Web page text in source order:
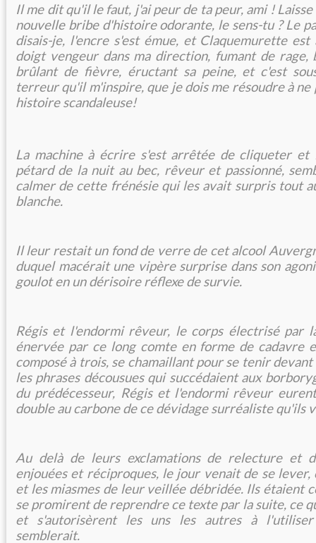
Il me dit qu'il le faut, j'ai peur de ta peur, ami !
nouvelle bribe d'histoire odorante, le sens-tu ? Le
disais-je, l'encre s'est émue, et Claquemurette
doigt vengeur dans ma direction, fumant de rage,
brûlant de fièvre, éructant sa peine, et c'est
terreur qu'il m'inspire, que je dois me résoudre à
histoire scandaleuse!
La machine à écrire s'est arrêtée de cliqueter et
pétard de la nuit au bec, rêveur et passionné,
calmer de cette frénésie qui les avait surpris tout
blanche.
Il leur restait un fond de verre de cet alcool
duquel macérait une vipère surprise dans son
goulot en un dérisoire réflexe de survie.
Régis et l'endormi rêveur, le corps électrisé par
énervée par ce long comte en forme de cadavre
composé à trois, se chamaillant pour se tenir
les phrases décousues qui succédaient aux
du prédécesseur, Régis et l'endormi rêveur
double au carbone de ce dévidage surréaliste qu'ils
Au delà de leurs exclamations de relecture et
enjouées et réciproques, le jour venait de se lever,
et les miasmes de leur veillée débridée. Ils étaient
se promirent de reprendre ce texte par la suite, ce
et s'autorisèrent les uns les autres à
semblerait.